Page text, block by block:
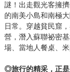
謎！出走觀光客擁
的南美小島和南極
日常。穿越貧民窟
營，潛入蘇聯祕密
場、當地人餐桌、米
◎旅行的精采，正